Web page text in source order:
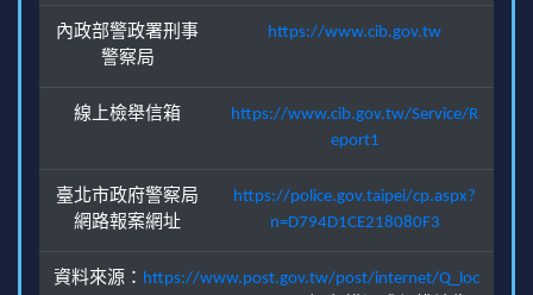
內政部警政署刑事
警察局
https://www.cib.gov.tw
線上檢舉信箱
https://www.cib.gov.tw/Service/R
eport1
臺北市政府警察局
網路報案網址
https://police.gov.taipei/cp.aspx?
n=D794D1CE218080F3
資料來源： https://www.post.gov.tw/post/internet/Q_loc